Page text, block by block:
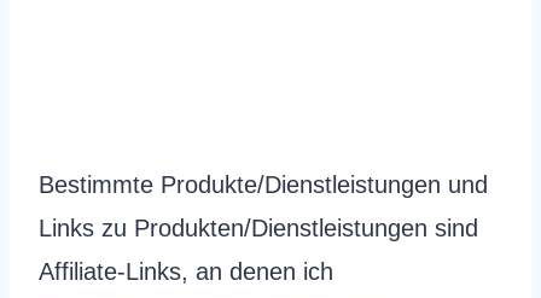
Bestimmte Produkte/Dienstleistungen und
Links zu Produkten/Dienstleistungen sind
Affiliate-Links, an denen ich